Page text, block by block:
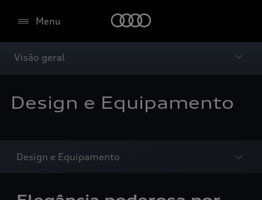
Menu
Visão geral
Design e Equipamento
Design e Equipamento